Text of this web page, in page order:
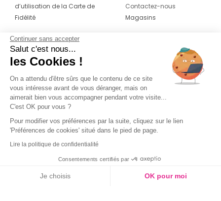
d’utilisation de la Carte de
Fidélité
Contactez-nous
Magasins
CONTACT
04 42 20 78 42
Du lundi au jeudi de 8h30 à 16h30 & le
vendredi de 8h30 à 15h30
Continuer sans accepter
Salut c'est nous...
les Cookies !
On a attendu d'être sûrs que le contenu de ce site
vous intéresse avant de vous déranger, mais on
aimerait bien vous accompagner pendant votre visite...
C'est OK pour vous ?
Pour modifier vos préférences par la suite, cliquez sur le lien
'Préférences de cookies' situé dans le pied de page.
Lire la politique de confidentialité
Consentements certifiés par
Je choisis OK pour moi